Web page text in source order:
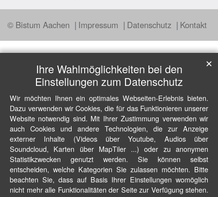
© Bistum Aachen Impressum Datenschutz Kontakt
Ihre Wahlmöglichkeiten bei den
Einstellungen zum Datenschutz
Wir möchten Ihnen ein optimales Webseiten-Erlebnis bieten.
Dazu verwenden wir Cookies, die für das Funktionieren unserer
Website notwendig sind. Mit Ihrer Zustimmung verwenden wir
auch Cookies und andere Technologien, die zur Anzeige
externer Inhalte (Videos über Youtube, Audios über
Soundcloud, Karten über MapTiler ...) oder zu anonymen
Statistikzwecken genutzt werden. Sie können selbst
entscheiden, welche Kategorien Sie zulassen möchten. Bitte
beachten Sie, dass auf Basis Ihrer Einstellungen womöglich
nicht mehr alle Funktionalitäten der Seite zur Verfügung stehen.
✕